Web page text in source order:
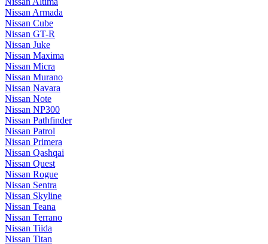
Nissan Armada
Nissan Cube
Nissan GT-R
Nissan Juke
Nissan Maxima
Nissan Micra
Nissan Murano
Nissan Navara
Nissan Note
Nissan NP300
Nissan Pathfinder
Nissan Patrol
Nissan Primera
Nissan Qashqai
Nissan Quest
Nissan Rogue
Nissan Sentra
Nissan Skyline
Nissan Teana
Nissan Terrano
Nissan Tiida
Nissan Titan